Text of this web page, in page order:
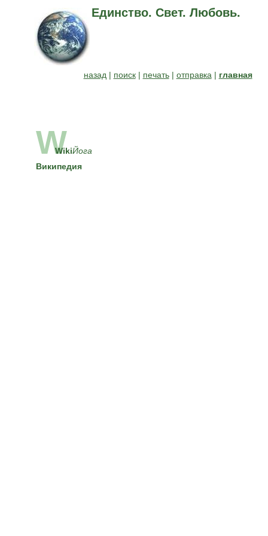
Единство. Свет. Любовь.
назад | поиск| печать| отправка | главная
W
WikiЙога
Википедия